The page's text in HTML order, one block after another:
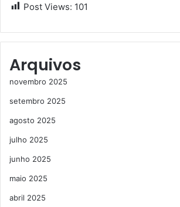
Post Views: 101
Arquivos
novembro 2025
setembro 2025
agosto 2025
julho 2025
junho 2025
maio 2025
abril 2025